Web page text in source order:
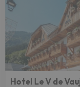
Hotel Le V de